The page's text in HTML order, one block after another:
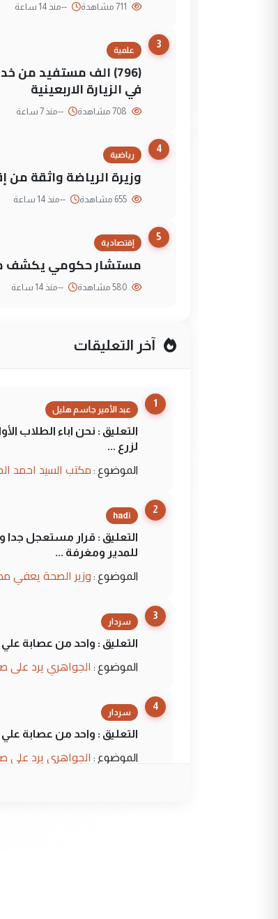
--منذ 14 ساعة
3
علمية
(796) الف مستفيد من
في الزيارة الاربعينية
--منذ 7 ساعة
4
رياضية
وزيرة الرياضة واثقة من إقامة
--منذ 14 ساعة
5
إقتصادية
مستشار حكومي يكشف
--منذ 14 ساعة
آخر التعليقات
1
عبد الأمير جاسم هليل
التعليق : نحن اباء الطلاب
لزرع ...
الموضوع : مكتب السيد احمد
2
hadi
التعليق : قرار مستعجل جدا
للمدير ومغرفة ...
الموضوع : وزير الصحة يعفي
3
سردار
التعليق : واحد من عصابة
الموضوع : الجواهري يرد
4
سردار
التعليق : واحد من عصابة
الموضوع : الجواهري يرد